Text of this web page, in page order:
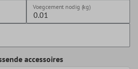
Voegcement nodig (kg)
accessoires